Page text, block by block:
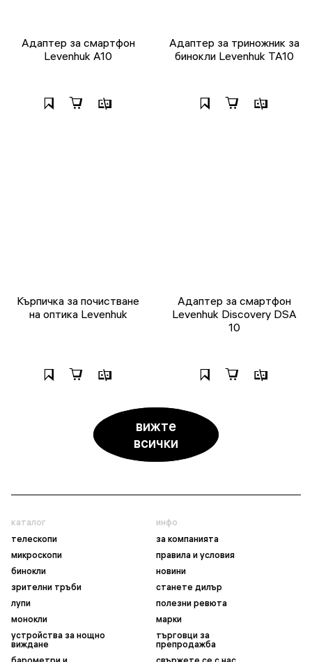
Адаптер за смартфон
Levenhuk A10
Адаптер за триножник за
бинокли Levenhuk TA10
Кърпичка за почистване
на оптика Levenhuk
Адаптер за смартфон
Levenhuk Discovery DSA
10
вижте
всички
каталог
телескопи
микроскопи
бинокли
зрителни тръби
лупи
монокли
устройства за нощно
виждане
инфо
за компанията
правила и условия
новини
станете дилър
полезни ревюта
марки
търговци за
препродажба